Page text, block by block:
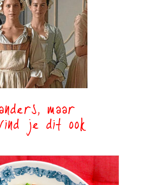
maar
je dit ook